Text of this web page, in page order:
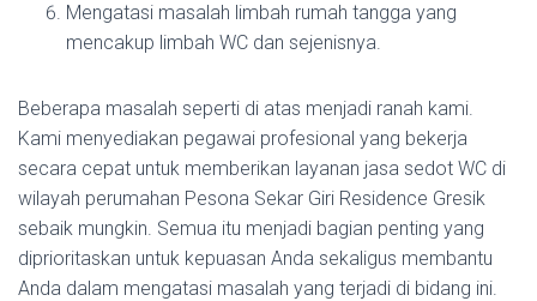
Mengatasi masalah limbah rumah tangga yang
mencakup limbah WC dan sejenisnya.
Beberapa masalah seperti di atas menjadi ranah kami.
Kami menyediakan pegawai profesional yang bekerja
secara cepat untuk memberikan layanan jasa sedot WC di
wilayah perumahan Pesona Sekar Giri Residence Gresik
sebaik mungkin. Semua itu menjadi bagian penting yang
diprioritaskan untuk kepuasan Anda sekaligus membantu
Anda dalam mengatasi masalah yang terjadi di bidang ini.